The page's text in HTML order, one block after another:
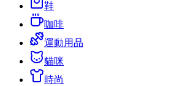
鞋
咖啡
運動用品
貓咪
時尚